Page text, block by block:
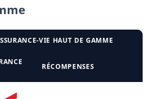
VIE HAUT DE GAMME
RÉCOMPENSES